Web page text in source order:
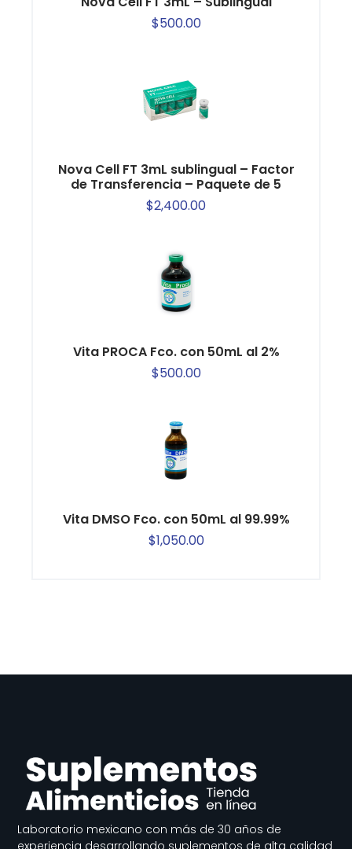
$500.00
Nova Cell FT 3mL sublingual – Factor
de Transferencia – Paquete de 5
$2,400.00
Vita PROCA Fco. con 50mL al 2%
$500.00
Vita DMSO Fco. con 50mL al 99.99%
$1,050.00
Laboratorio mexicano con más de 30 años de
experiencia desarrollando suplementos de alta calidad